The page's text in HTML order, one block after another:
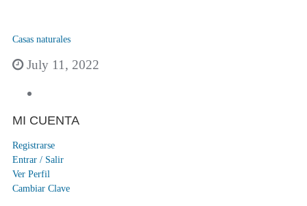
Casas naturales
July 11, 2022
MI CUENTA
Registrarse
Entrar / Salir
Ver Perfil
Cambiar Clave